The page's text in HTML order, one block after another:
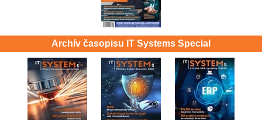
Archív časopisu IT Systems Special